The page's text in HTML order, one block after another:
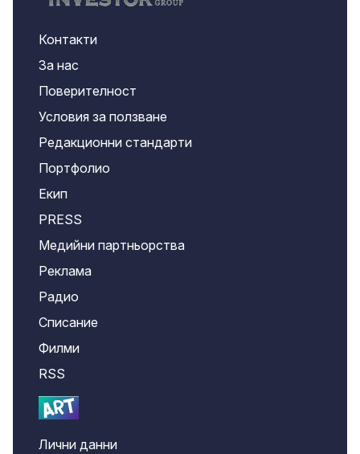
Контакти
За нас
Поверителност
Условия за ползване
Редакционни стандарти
Портфолио
Екип
PRESS
Медийни партньорства
Реклама
Радио
Списание
Филми
RSS
Лични данни